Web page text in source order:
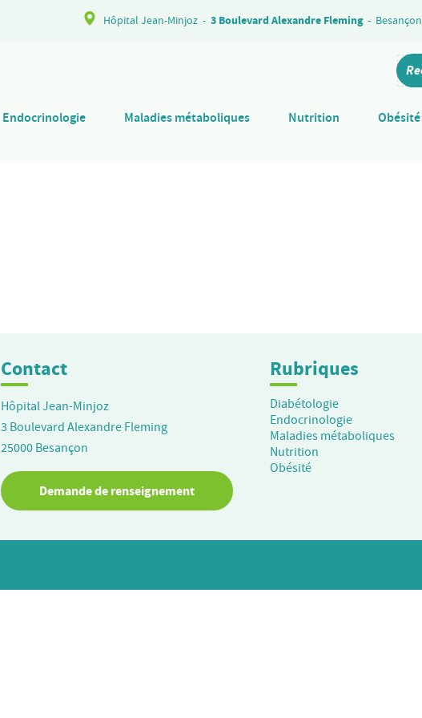
Hôpital Jean-Minjoz - 3 Boulevard Alexandre Fleming - Besançon
Endocrinologie Maladies métaboliques Nutrition Obésité
Contact
Hôpital Jean-Minjoz
3 Boulevard Alexandre Fleming
25000 Besançon
Demande de renseignement
Rubriques
Diabétologie
Endocrinologie
Maladies métaboliques
Nutrition
Obésité